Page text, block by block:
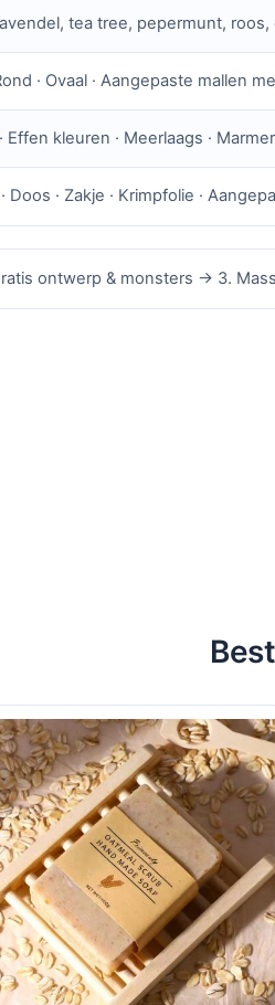
tea tree, pepermunt, roos,
· Ovaal · Aangepaste mallen
Effen kleuren · Meerlaags ·
Doos · Zakje · Krimpfolie ·
ontwerp & monsters → 3.